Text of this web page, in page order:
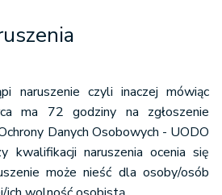
naruszenie czyli inaczej mówiąc
ma 72 godziny na zgłoszenie
Danych Osobowych - UODO
kwalifikacji naruszenia ocenia się
może nieść dla osoby/osób